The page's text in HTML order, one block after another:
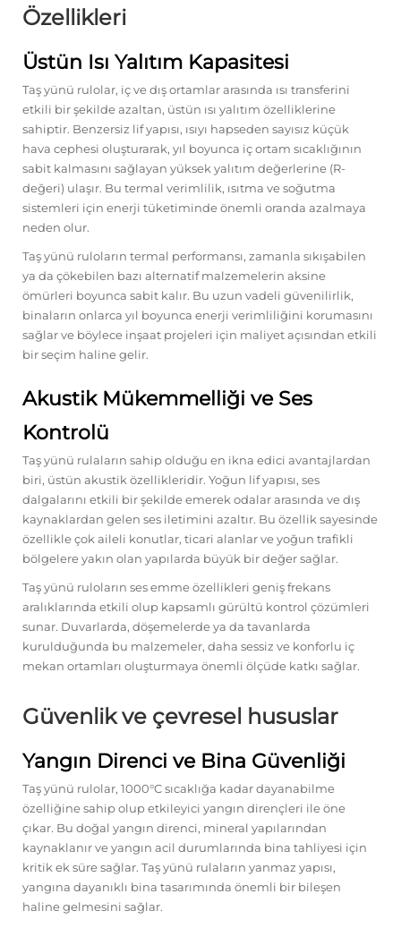
Özellikleri
Üstün Isı Yalıtım Kapasitesi
Taş yünü rulolar, iç ve dış ortamlar arasında ısı transferini
etkili bir şekilde azaltan, üstün ısı yalıtım özelliklerine
sahiptir. Benzersiz lif yapısı, ısıyı hapseden sayısız küçük
hava cephesi oluşturarak, yıl boyunca iç ortam sıcaklığının
sabit kalmasını sağlayan yüksek yalıtım değerlerine (R-
değeri) ulaşır. Bu termal verimlilik, ısıtma ve soğutma
sistemleri için enerji tüketiminde önemli oranda azalmaya
neden olur.
Taş yünü ruloların termal performansı, zamanla sıkışabilen
ya da çökebilen bazı alternatif malzemelerin aksine
ömürleri boyunca sabit kalır. Bu uzun vadeli güvenilirlik,
binaların onlarca yıl boyunca enerji verimliliğini korumasını
sağlar ve böylece inşaat projeleri için maliyet açısından etkili
bir seçim haline gelir.
Akustik Mükemmelliği ve Ses
Kontrolü
Taş yünü rulaların sahip olduğu en ikna edici avantajlardan
biri, üstün akustik özellikleridir. Yoğun lif yapısı, ses
dalgalarını etkili bir şekilde emerek odalar arasında ve dış
kaynaklardan gelen ses iletimini azaltır. Bu özellik sayesinde
özellikle çok aileli konutlar, ticari alanlar ve yoğun trafikli
bölgelere yakın olan yapılarda büyük bir değer sağlar.
Taş yünü ruloların ses emme özellikleri geniş frekans
aralıklarında etkili olup kapsamlı gürültü kontrol çözümleri
sunar. Duvarlarda, döşemelerde ya da tavanlarda
kurulduğunda bu malzemeler, daha sessiz ve konforlu iç
mekan ortamları oluşturmaya önemli ölçüde katkı sağlar.
Güvenlik ve çevresel hususlar
Yangın Direnci ve Bina Güvenliği
Taş yünü rulolar, 1000°C sıcaklığa kadar dayanabilme
özelliğine sahip olup etkileyici yangın dirençleri ile öne
çıkar. Bu doğal yangın direnci, mineral yapılarından
kaynaklanır ve yangın acil durumlarında bina tahliyesi için
kritik ek süre sağlar. Taş yünü rulaların yanmaz yapısı,
yangına dayanıklı bina tasarımında önemli bir bileşen
haline gelmesini sağlar.